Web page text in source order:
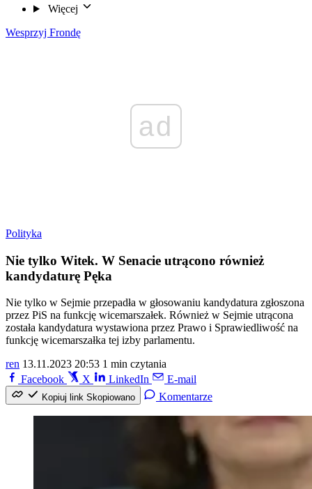
Więcej
Wesprzyj Frondę
ad
Polityka
Nie tylko Witek. W Senacie utrącono również
kandydaturę Pęka
Nie tylko w Sejmie przepadła w głosowaniu kandydatura zgłoszona
przez PiS na funkcję wicemarszałek. Również w Sejmie utrącona
została kandydatura wystawiona przez Prawo i Sprawiedliwość na
funkcję wicemarszałka tej izby parlamentu.
ren 13.11.2023 20:53 1 min czytania
Facebook
X LinkedIn E-mail
Kopiuj link Skopiowano Komentarze